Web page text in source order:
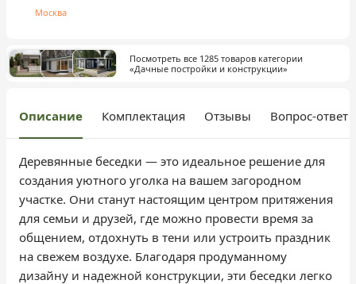
Москва
Посмотреть все 1285 товаров категории
«Дачные постройки и конструкции»
Описание Комплектация Отзывы Вопрос-ответ
Деревянные беседки — это идеальное решение для
создания уютного уголка на вашем загородном
участке. Они станут настоящим центром притяжения
для семьи и друзей, где можно провести время за
общением, отдохнуть в тени или устроить праздник
на свежем воздухе. Благодаря продуманному
дизайну и надежной конструкции, эти беседки легко